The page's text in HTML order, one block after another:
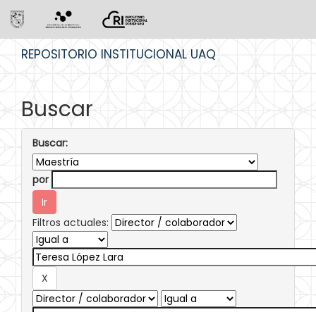
REPOSITORIO INSTITUCIONAL UAQ
Buscar
Buscar:
por
Filtros actuales: